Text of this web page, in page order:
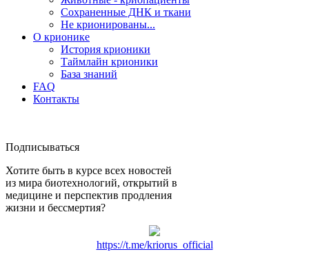
Сохраненные ДНК и ткани
Не крионированы...
О крионике
История крионики
Таймлайн крионики
База знаний
FAQ
Контакты
Подписываться
Хотите быть в курсе всех новостей
из мира биотехнологий, открытий в
медицине и перспектив продления
жизни и бессмертия?
https://t.me/kriorus_official